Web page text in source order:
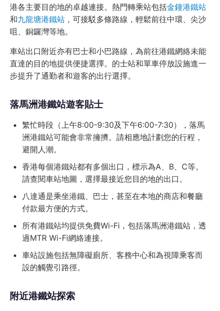
港各主要目的地的卓越連接。熱門轉乘站包括金鐘港鐵站
和九龍塘港鐵站 ，可接駁多條路線，輕鬆前往中環、尖沙
咀、銅鑼灣等地。
車站出口附近亦有巴士和小巴路線，為前往港鐵網絡未能
直達的目的地提供便捷選擇。的士站和單車停放設施進一
步提升了通勤者和遊客的出行選擇。
落馬洲港鐵站遊客貼士
繁忙時段（上午8:00-9:30及下午6:00-7:30），落馬
洲港鐵站可能會非常擁擠。請相應地計劃您的行程，
避開人潮。
香港每個港鐵站都有多個出口，標示為A、B、C等。
請查閱車站地圖，選擇最接近您目的地的出口。
八達通是乘坐港鐵、巴士，甚至在本地的商店和餐廳
付款最方便的方式。
所有港鐵站均提供免費Wi-Fi，包括落馬洲港鐵站，透
過MTR Wi-Fi網絡連接。
車站設施包括無障礙廁所、客務中心和為視障乘客而
設的觸覺引路徑。
附近港鐵站探索